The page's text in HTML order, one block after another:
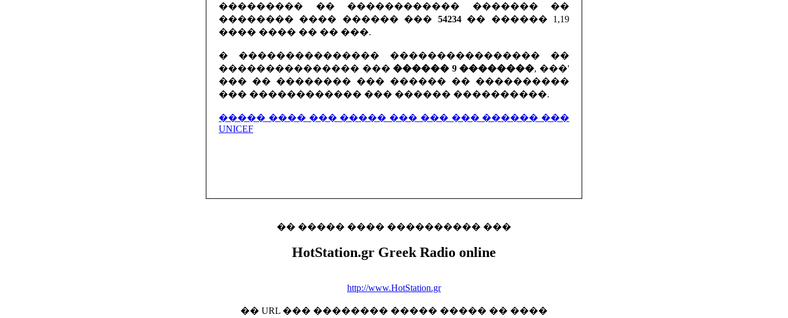
��������� �� ������������ ������� ��
�������� ���� ������ ��� 54234�� ������ 1,19
���� ���� �� �� ���.
� ��������������� ���������������� ��
��������������� ��������� 9 ��������, ���'
��� �� �������� ��� ������ �� ����������
��� ������������ ��� ������ ����������.
����� ���� ��� ����� ��� ��� ��� ������ ���
UNICEF
�� ����� ���� ���������� ���
HotStation.gr Greek Radio online
http://www.HotStation.gr
�� URL ��� �������� ����� ����� �� ����